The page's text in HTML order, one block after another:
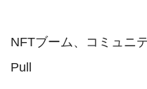
NFTブーム、コミュニ
Pull